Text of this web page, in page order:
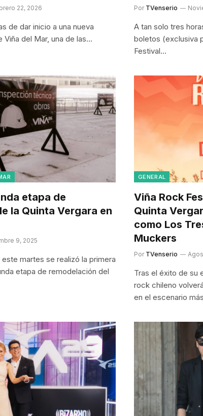
22, 2026
de dar inicio a una nueva
Viña del Mar, una de las…
Por TVenserio
A tan solo tres
boletos (exclusiva
Festival…
etapa de
la Quinta Vergara en
9, 2025
este martes se realizó la primera
etapa de remodelación del
GENERAL
Viña Rock
Quinta
como Los
Muckers
Por TVenserio
Tras el éxito de su
rock chileno
en el escenario